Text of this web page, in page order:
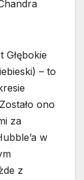
– to
ono
za
w
z